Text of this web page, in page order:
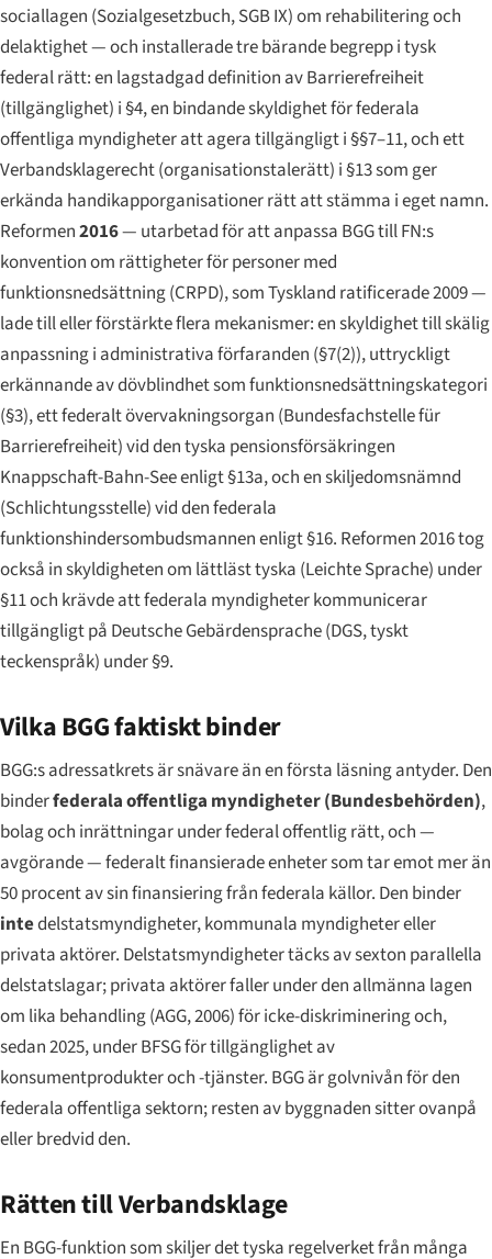
sociallagen (Sozialgesetzbuch, SGB IX) om rehabilitering och
delaktighet — och installerade tre bärande begrepp i tysk
federal rätt: en lagstadgad definition avBarrierefreiheit
(tillgänglighet) i §4, en bindande skyldighet för federala
offentliga myndigheter att agera tillgängligt i §§7–11, och ett
Verbandsklagerecht(organisationstalerätt) i §13 som ger
erkända handikapporganisationer rätt att stämma i eget namn.
Reformen2016— utarbetad för att anpassa BGG till FN:s
konvention om rättigheter för personer med
funktionsnedsättning (CRPD), som Tyskland ratificerade 2009 —
lade till eller förstärkte flera mekanismer: en skyldighet till skälig
anpassning i administrativa förfaranden (§7(2)), uttryckligt
erkännande av dövblindhet som funktionsnedsättningskategori
(§3), ett federalt övervakningsorgan (Bundesfachstelle für
Barrierefreiheit) vid den tyska pensionsförsäkringen
Knappschaft-Bahn-Seeenligt §13a, och en skiljedomsnämnd
(Schlichtungsstelle) vid den federala
funktionshindersombudsmannen enligt §16. Reformen 2016 tog
också in skyldigheten om lättläst tyska (Leichte Sprache) under
§11 och krävde att federala myndigheter kommunicerar
tillgängligt på Deutsche Gebärdensprache(DGS, tyskt
teckenspråk) under §9.
Vilka BGG faktiskt binder
BGG:s adressatkrets är snävare än en första läsning antyder. Den
binderfederala offentliga myndigheter (Bundesbehörden),
bolag och inrättningar under federal offentlig rätt, och —
avgörande — federalt finansierade enheter som tar emot mer än
50 procent av sin finansiering från federala källor. Den binder
intedelstatsmyndigheter, kommunala myndigheter eller
privata aktörer. Delstatsmyndigheter täcks av sexton parallella
delstatslagar; privata aktörer faller under den allmänna lagen
om lika behandling (AGG, 2006) för icke-diskriminering och,
sedan 2025, under BFSG för tillgänglighet av
konsumentprodukter och -tjänster. BGG är golvnivån för den
federala offentliga sektorn; resten av byggnaden sitter ovanpå
eller bredvid den.
Rätten tillVerbandsklage
En BGG-funktion som skiljer det tyska regelverket från många